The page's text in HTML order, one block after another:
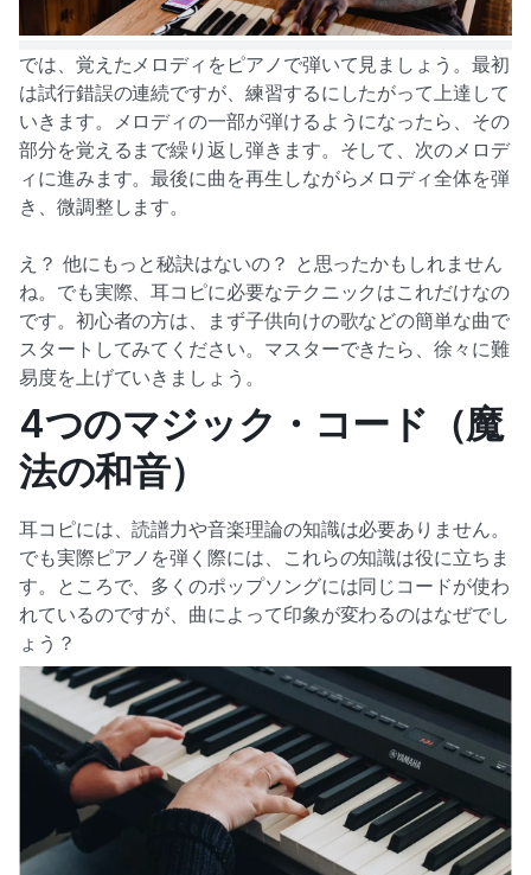
では、覚えたメロディをピアノで弾いて見ましょう。最初
は試行錯誤の連続ですが、練習するにしたがって上達して
いきます。メロディの一部が弾けるようになったら、その
部分を覚えるまで繰り返し弾きます。そして、次のメロデ
ィに進みます。最後に曲を再生しながらメロディ全体を弾
き、微調整します。
え？ 他にもっと秘訣はないの？ と思ったかもしれません
ね。でも実際、耳コピに必要なテクニックはこれだけなの
です。初心者の方は、まず子供向けの歌などの簡単な曲で
スタートしてみてください。マスターできたら、徐々に難
易度を上げていきましょう。
4つのマジック・コード（魔
法の和音）
耳コピには、読譜力や音楽理論の知識は必要ありません。
でも実際ピアノを弾く際には、これらの知識は役に立ちま
す。ところで、多くのポップソングには同じコードが使わ
れているのですが、曲によって印象が変わるのはなぜでし
ょう？